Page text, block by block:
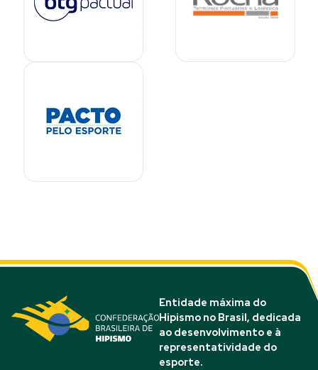
Entidade máxima do
Hipismo no Brasil, dedicada
ao desenvolvimento e à
representatividade do
esporte.